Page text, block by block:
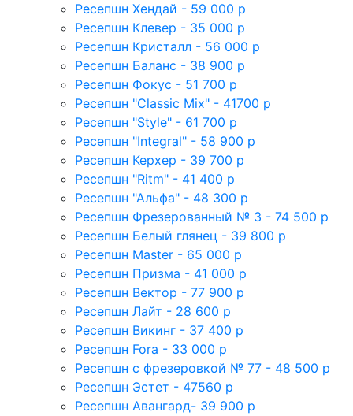
Ресепшн Хендай - 59 000 р
Ресепшн Клевер - 35 000 р
Ресепшн Кристалл - 56 000 р
Ресепшн Баланс - 38 900 р
Ресепшн Фокус - 51 700 р
Ресепшн "Classic Mix" - 41700 р
Ресепшн "Style" - 61 700 р
Ресепшн "Integral" - 58 900 р
Ресепшн Керхер - 39 700 р
Ресепшн "Ritm" - 41 400 р
Ресепшн "Альфа" - 48 300 р
Ресепшн Фрезерованный № 3 - 74 500 р
Ресепшн Белый глянец - 39 800 р
Ресепшн Master - 65 000 р
Ресепшн Призма - 41 000 р
Ресепшн Вектор - 77 900 р
Ресепшн Лайт - 28 600 р
Ресепшн Викинг - 37 400 р
Ресепшн Fora - 33 000 р
Ресепшн с фрезеровкой № 77 - 48 500 р
Ресепшн Эстет - 47560 р
Ресепшн Авангард- 39 900 р